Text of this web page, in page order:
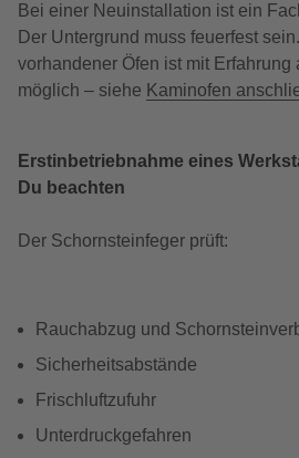
Bei einer Neuinstallation ist ein
Der Untergrund muss feuerfest
vorhandener Öfen ist mit Erfahrung
möglich – siehe Kaminofen
Erstinbetriebnahme eines
Du beachten
Der Schornsteinfeger prüft:
Rauchabzug und
Sicherheitsabstände
Frischluftzufuhr
Unterdruckgefahren